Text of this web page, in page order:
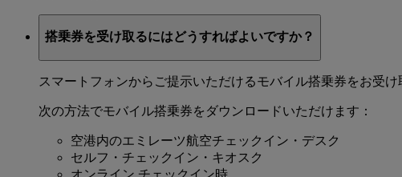
搭乗券を受け取るにはどうすればよいですか？
スマートフォンからご提示いただけるモバイル搭乗券をお受
次の方法でモバイル搭乗券をダウンロードいただけます：
空港内のエミレーツ航空チェックイン・デスク
セルフ・チェックイン・キオスク
オンライン チェックイン時